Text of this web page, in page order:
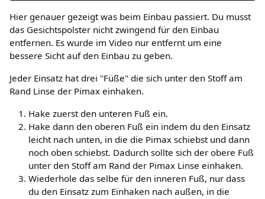
Hier genauer gezeigt was beim Einbau passiert. Du musst
das Gesichtspolster nicht zwingend für den Einbau
entfernen. Es wurde im Video nur entfernt um eine
bessere Sicht auf den Einbau zu geben.
Jeder Einsatz hat drei "Füße" die sich unter den Stoff am
Rand Linse der Pimax einhaken.
Hake zuerst den unteren Fuß ein.
Hake dann den oberen Fuß ein indem du den Einsatz
leicht nach unten, in die die Pimax schiebst und dann
noch oben schiebst. Dadurch sollte sich der obere Fuß
unter den Stoff am Rand der Pimax Linse einhaken.
Wiederhole das selbe für den inneren Fuß, nur dass
du den Einsatz zum Einhaken nach außen, in die